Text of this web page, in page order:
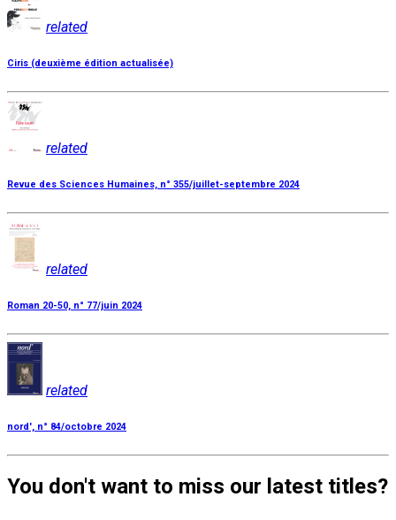
related
Ciris (deuxième édition actualisée)
related
Revue des Sciences Humaines, n° 355/juillet-septembre 2024
related
Roman 20-50, n° 77/juin 2024
related
nord', n° 84/octobre 2024
You don't want to miss our latest titles?